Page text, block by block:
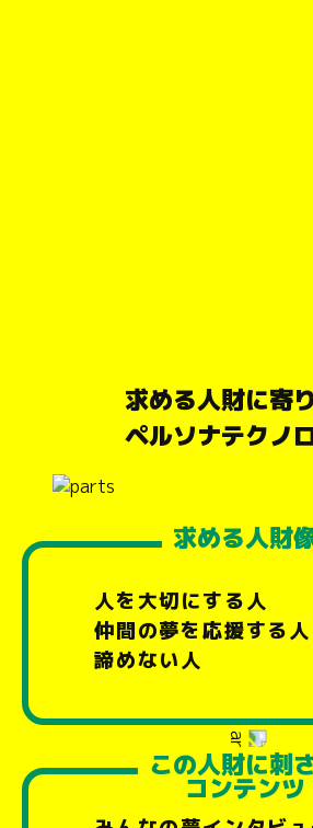
求める人財に寄
ペルソナテクノ
求める人財
人を大切にする人
仲間の夢を応援する人
諦めない人
この人財に刺
コンテンツ